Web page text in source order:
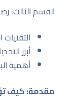
القسم الثالث:
أبرز
أهمية
مقدمة: كيف